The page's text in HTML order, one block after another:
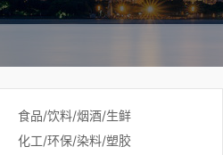
食品/饮料/烟酒/生鲜
化工/环保/染料/塑胶